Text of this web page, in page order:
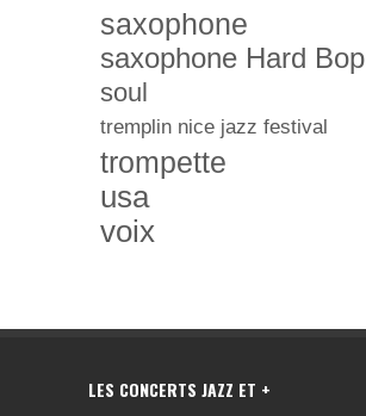
saxophone
saxophone Hard Bop
soul
tremplin nice jazz festival
trompette
usa
voix
LES CONCERTS JAZZ ET +